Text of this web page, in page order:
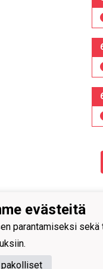
evästeitä
parantamiseksi sekä
pakolliset